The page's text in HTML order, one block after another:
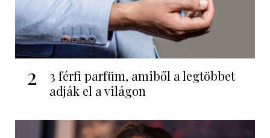
2
3 férfi parfüm, amiből a legtöbbet
adják el a világon